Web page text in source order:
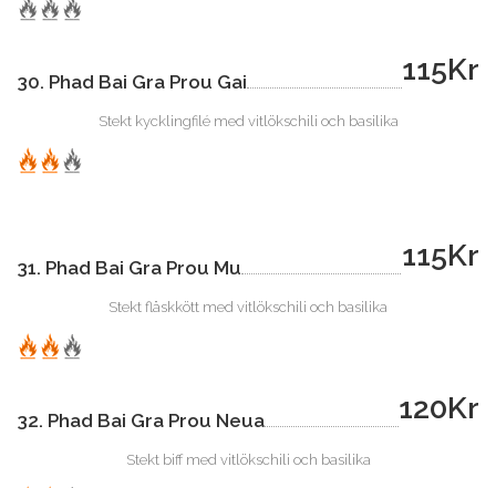
30. Phad Bai Gra Prou Gai 115Kr
Stekt kycklingfilé med vitlökschili och basilika
31. Phad Bai Gra Prou Mu 115Kr
Stekt fläskkött med vitlökschili och basilika
32. Phad Bai Gra Prou Neua 120Kr
Stekt biff med vitlökschili och basilika